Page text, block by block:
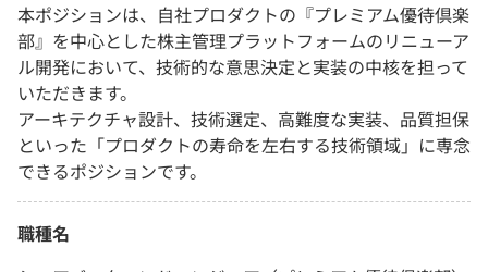
本ポジションは、自社プロダクトの『プレミアム優待倶楽
部』を中心とした株主管理プラットフォームのリニューア
ル開発において、技術的な意思決定と実装の中核を担って
いただきます。
アーキテクチャ設計、技術選定、高難度な実装、品質担保
といった「プロダクトの寿命を左右する技術領域」に専念
できるポジションです。
職種名